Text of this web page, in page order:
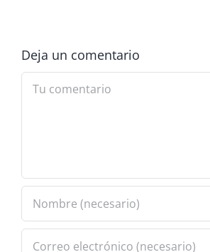
Deja un comentario
Comment